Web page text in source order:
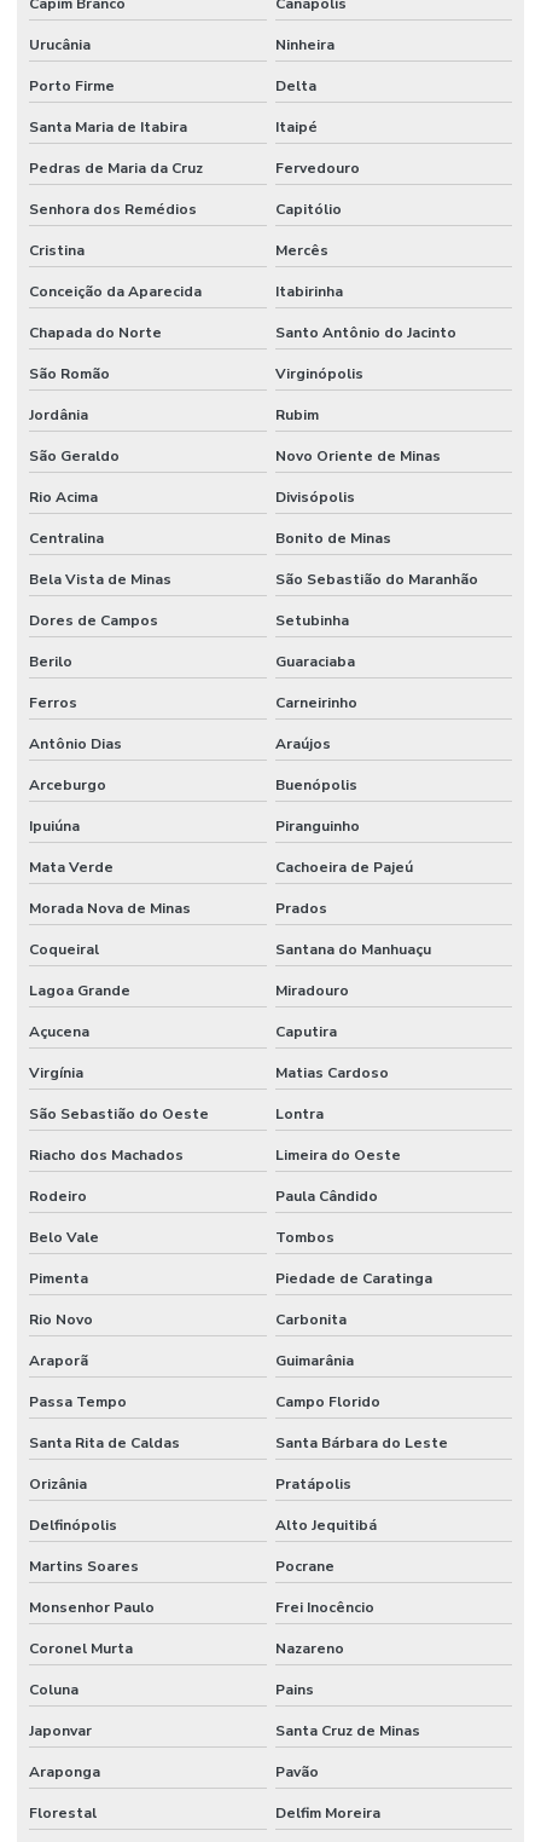
Urucânia Ninheira
Porto Firme Delta
Santa Maria de Itabira Itaipé
Pedras de Maria da Cruz Fervedouro
Senhora dos Remédios Capitólio
Cristina Mercês
Conceição da Aparecida Itabirinha
Chapada do Norte Santo Antônio do Jacinto
São Romão Virginópolis
Jordânia Rubim
São Geraldo Novo Oriente de Minas
Rio Acima Divisópolis
Centralina Bonito de Minas
Bela Vista de Minas São Sebastião do Maranhão
Dores de Campos Setubinha
Berilo Guaraciaba
Ferros Carneirinho
Antônio Dias Araújos
Arceburgo Buenópolis
Ipuiúna Piranguinho
Mata Verde Cachoeira de Pajeú
Morada Nova de Minas Prados
Coqueiral Santana do Manhuaçu
Lagoa Grande Miradouro
Açucena Caputira
Virgínia Matias Cardoso
São Sebastião do Oeste Lontra
Riacho dos Machados Limeira do Oeste
Rodeiro Paula Cândido
Belo Vale Tombos
Pimenta Piedade de Caratinga
Rio Novo Carbonita
Araporã Guimarânia
Passa Tempo Campo Florido
Santa Rita de Caldas Santa Bárbara do Leste
Orizânia Pratápolis
Delfinópolis Alto Jequitibá
Martins Soares Pocrane
Monsenhor Paulo Frei Inocêncio
Coronel Murta Nazareno
Coluna Pains
Japonvar Santa Cruz de Minas
Araponga Pavão
Florestal Delfim Moreira